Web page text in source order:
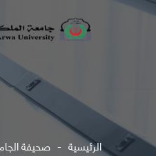
الرئيسية صحيفة